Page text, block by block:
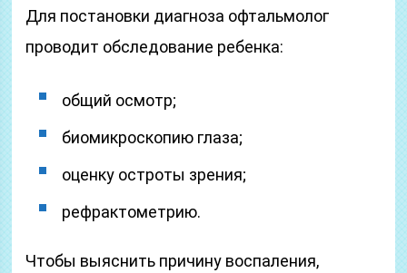
Для постановки диагноза офтальмолог
проводит обследование ребенка:
общий осмотр;
биомикроскопию глаза;
оценку остроты зрения;
рефрактометрию.
Чтобы выяснить причину воспаления,